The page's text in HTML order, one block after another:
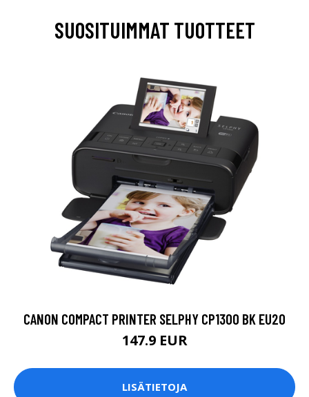
SUOSITUIMMAT TUOTTEET
CANON COMPACT PRINTER SELPHY CP1300 BK EU20
147.9 EUR
LISÄTIETOJA